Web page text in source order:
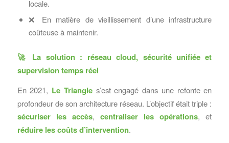
locale.
❌ En matière de vieillissement d’une infrastructure
coûteuse à maintenir.
🚀
La solution : réseau cloud, sécurité unifiée et
supervision temps réel
En 2021, Le Triangles’est engagé dans une refonte en
profondeur de son architecture réseau. L’objectif était triple :
sécuriser les accès, centraliser les opérations, et
réduire les coûts d’intervention.